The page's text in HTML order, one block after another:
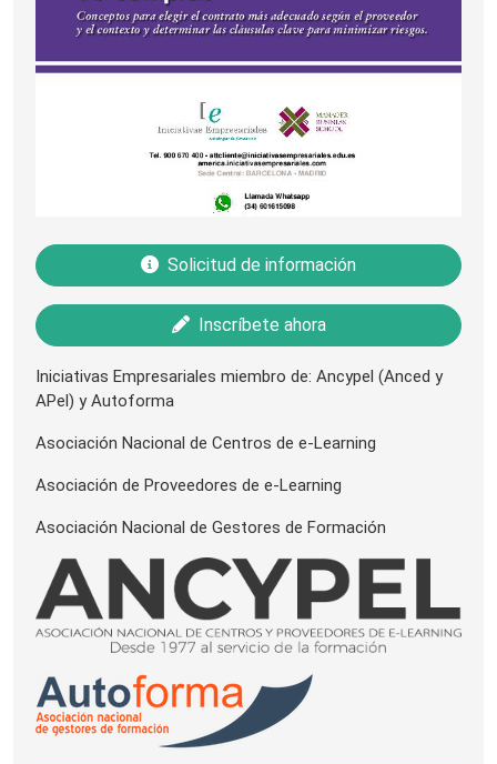
Solicitud de información
Inscríbete ahora
Iniciativas Empresariales miembro de: Ancypel (Anced y
APel) y Autoforma
Asociación Nacional de Centros de e-Learning
Asociación de Proveedores de e-Learning
Asociación Nacional de Gestores de Formación